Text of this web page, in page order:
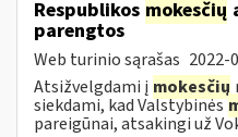
Respublikos mokesčių
parengtos
Web turinio sąrašas 2022-
Atsižvelgdami į mokesčių
siekdami, kad Valstybinės
pareigūnai, atsakingi už